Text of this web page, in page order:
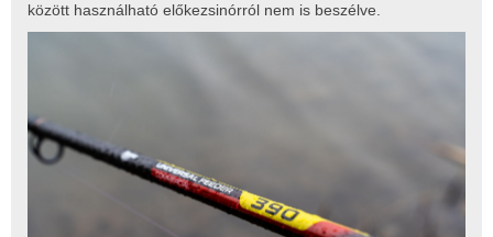
között használható előkezsinórról nem is beszélve.